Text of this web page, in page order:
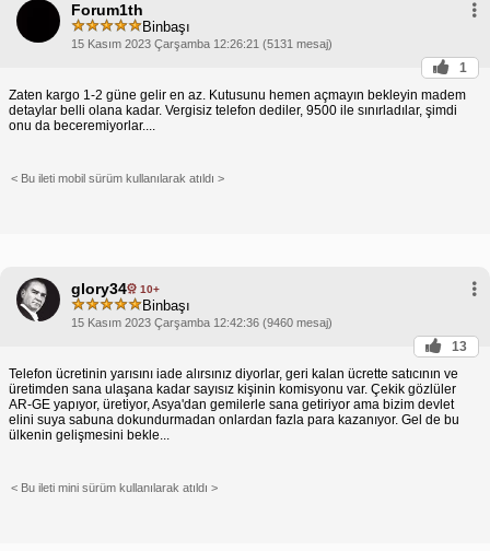
Forum1th
Binbaşı
15 Kasım 2023 Çarşamba 12:26:21 (5131 mesaj)
1
Zaten kargo 1-2 güne gelir en az. Kutusunu hemen açmayın bekleyin madem
detaylar belli olana kadar. Vergisiz telefon dediler, 9500 ile sınırladılar, şimdi
onu da beceremiyorlar....
< Bu ileti mobil sürüm kullanılarak atıldı >
glory34 10+
Binbaşı
15 Kasım 2023 Çarşamba 12:42:36 (9460 mesaj)
13
Telefon ücretinin yarısını iade alırsınız diyorlar, geri kalan ücrette satıcının ve
üretimden sana ulaşana kadar sayısız kişinin komisyonu var. Çekik gözlüler
AR-GE yapıyor, üretiyor, Asya'dan gemilerle sana getiriyor ama bizim devlet
elini suya sabuna dokundurmadan onlardan fazla para kazanıyor. Gel de bu
ülkenin gelişmesini bekle...
< Bu ileti mini sürüm kullanılarak atıldı >